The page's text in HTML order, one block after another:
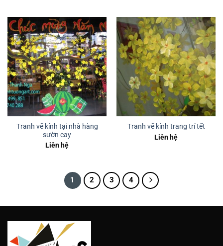
Tranh vẽ kính tại nhà hàng
sườn cay
Liên hệ
Tranh vẽ kính trang trí tết
Liên hệ
1 2 3 4